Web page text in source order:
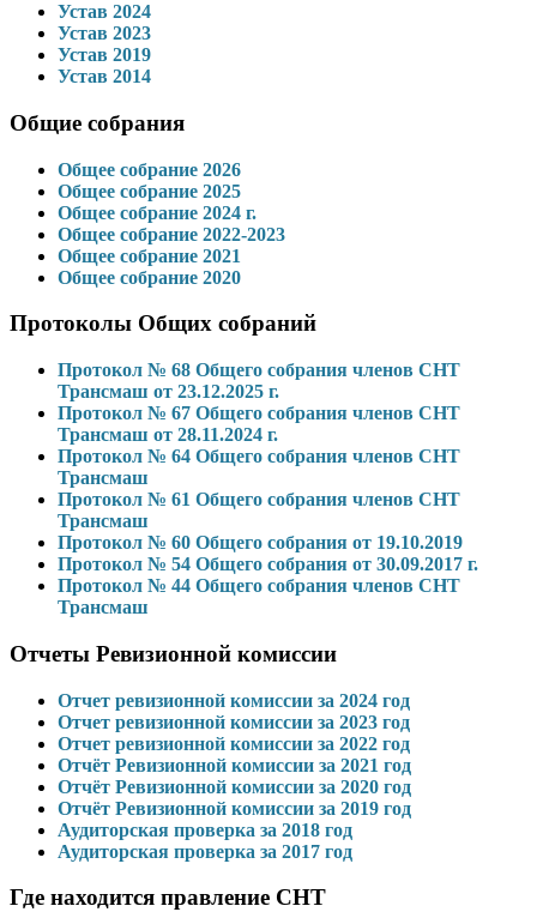
Устав 2024
Устав 2023
Устав 2019
Устав 2014
Общие собрания
Общее собрание 2026
Общее собрание 2025
Общее собрание 2024 г.
Общее собрание 2022-2023
Общее собрание 2021
Общее собрание 2020
Протоколы Общих собраний
Протокол № 68 Общего собрания членов СНТ
Трансмаш от 23.12.2025 г.
Протокол № 67 Общего собрания членов СНТ
Трансмаш от 28.11.2024 г.
Протокол № 64 Общего собрания членов СНТ
Трансмаш
Протокол № 61 Общего собрания членов СНТ
Трансмаш
Протокол № 60 Общего собрания от 19.10.2019
Протокол № 54 Общего собрания от 30.09.2017 г.
Протокол № 44 Общего собрания членов СНТ
Трансмаш
Отчеты Ревизионной комиссии
Отчет ревизионной комиссии за 2024 год
Отчет ревизионной комиссии за 2023 год
Отчет ревизионной комиссии за 2022 год
Отчёт Ревизионной комиссии за 2021 год
Отчёт Ревизионной комиссии за 2020 год
Отчёт Ревизионной комиссии за 2019 год
Аудиторская проверка за 2018 год
Аудиторская проверка за 2017 год
Где находится правление СНТ